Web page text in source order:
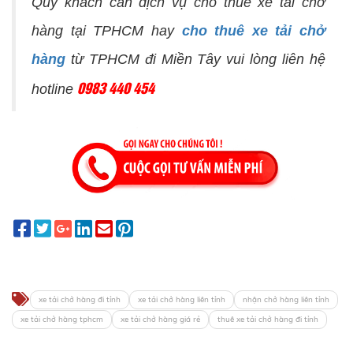
hàng tại TPHCM hay cho thuê xe tải chở
hàng từ TPHCM đi Miền Tây vui lòng liên hệ
hotline 0983 440 454
xe tải chở hàng đi tỉnh xe tải chở hàng liên tỉnh
nhận chở hàng liên tỉnh
xe tải chở hàng tphcm
xe tải chở hàng giá rẻ thuê xe tải chở hàng đi tỉnh